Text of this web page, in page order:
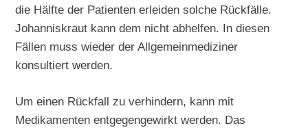
die Hälfte der Patienten erleiden solche Rückfälle.
Johanniskraut kann dem nicht abhelfen. In diesen
Fällen muss wieder der Allgemeinmediziner
konsultiert werden.
Um einen Rückfall zu verhindern, kann mit
Medikamenten entgegengewirkt werden. Das